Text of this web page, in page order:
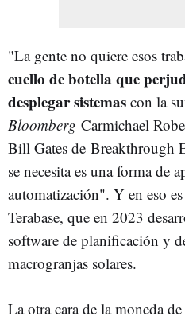
"La gente no quiere esos
cuello de botella que
desplegar sistemas con la
Bloomberg Carmichael
Bill Gates de Breakthrough
se necesita es una forma de
automatización". Y en eso
Terabase, que en 2023
software de planificación y
macrogranjas solares.
La otra cara de la moneda